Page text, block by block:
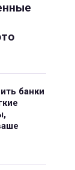
банки